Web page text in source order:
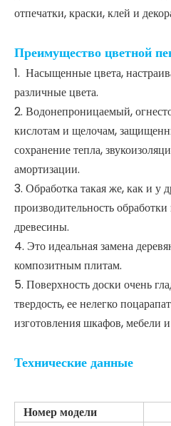
листов вспененного ПВХ
снаружи помещений.
Листы вспененного ПВХ —
долговечный материал, который
различных применений. ПВХ
устойчивость к истиранию и
самозатухающим, достигая
Благодаря широкому спектру
возможностей обработки
бесконечным. Поскольку
гладкую поверхность, его
дисплеев и выставочных
отпечатки, краски, клей и
Преимущество цветной
1. Насыщенные цвета,
2. Водонепроницаемый,
сохранение тепла,